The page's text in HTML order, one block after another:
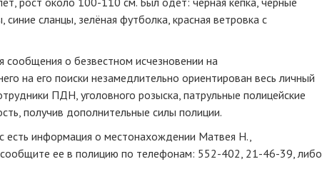
сланцы, зелёная футболка, красная ветровка с
сообщения о безвестном исчезновении на
на его поиски незамедлительно ориентирован весь личный
ПДН, уголовного розыска, патрульные полицейские
получив дополнительные силы полиции.
есть информация о местонахождении Матвея Н.,
ее в полицию по телефонам: 552-402, 21-46-39, либо